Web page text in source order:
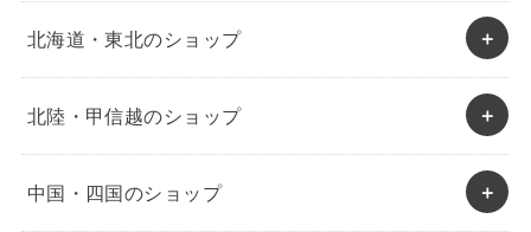
北海道・東北のショップ
北陸・甲信越のショップ
中国・四国のショップ